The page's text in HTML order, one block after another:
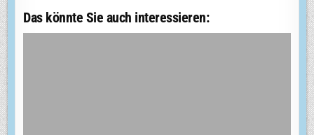
Das könnte Sie auch interessieren: